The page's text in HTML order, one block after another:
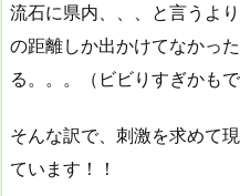
流石に県内、、、と言うよ
の距離しか出かけてなかっ
る。。。（ビビりすぎかもで
そんな訳で、刺激を求めて
ています！！